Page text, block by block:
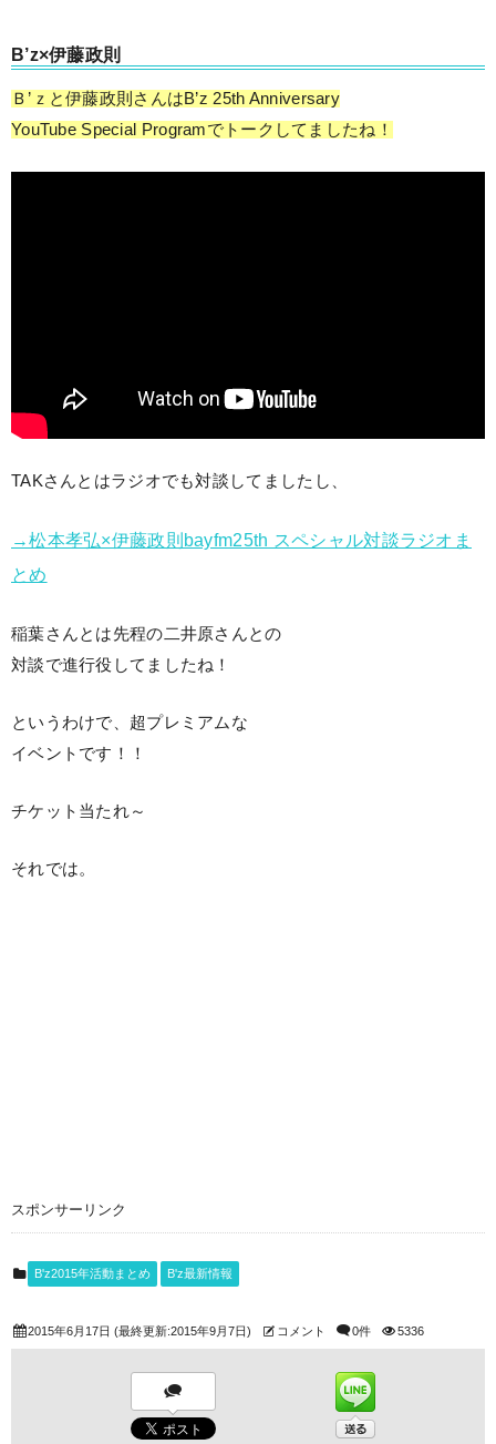
B’z×伊藤政則
Ｂ’ｚと伊藤政則さんはB’z 25th Anniversary
YouTube Special Programでトークしてましたね！
TAKさんとはラジオでも対談してましたし、
→松本孝弘×伊藤政則bayfm25th スペシャル対談ラジオま
とめ
稲葉さんとは先程の二井原さんとの
対談で進行役してましたね！
というわけで、超プレミアムな
イベントです！！
チケット当たれ～
それでは。
スポンサーリンク
B'z2015年活動まとめ B'z最新情報
2015年6月17日 (最終更新:2015年9月7日) コメント 0件 5336